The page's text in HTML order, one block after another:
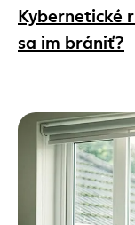
Kybernetické
sa im brániť?